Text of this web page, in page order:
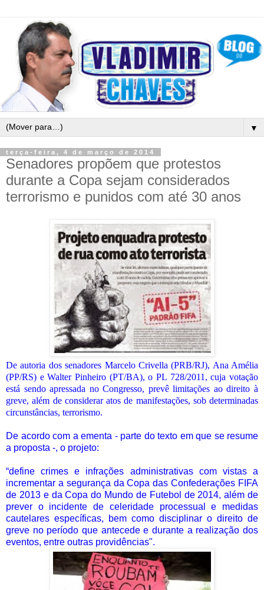
▼
terça-feira, 4 de março de 2014
Senadores propõem que protestos
durante a Copa sejam considerados
terrorismo e punidos com até 30 anos
De autoria dos senadores Marcelo Crivella (PRB/RJ), Ana Amélia
(PP/RS) e Walter Pinheiro (PT/BA), o PL 728/2011, cuja votação
está sendo apressada no Congresso, prevê limitações ao direito à
greve, além de considerar atos de manifestações, sob determinadas
circunstâncias, terrorismo.
De acordo com a ementa - parte do texto em que se resume
a proposta -, o projeto:
“define crimes e infrações administrativas com vistas a
incrementar a segurança da Copa das Confederações FIFA
de 2013 e da Copa do Mundo de Futebol de 2014, além de
prever o incidente de celeridade processual e medidas
cautelares específicas, bem como disciplinar o direito de
greve no período que antecede e durante a realização dos
eventos, entre outras providências".